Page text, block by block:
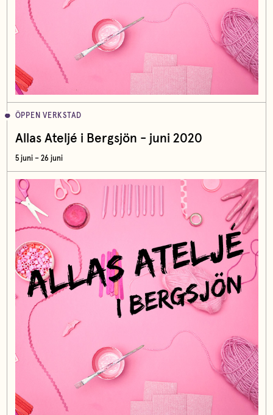
ÖPPEN VERKSTAD
Allas Ateljé i Bergsjön - juni 2020
5 juni – 26 juni